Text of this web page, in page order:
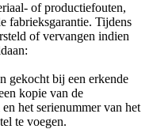
of productiefouten,
fabrieksgarantie. Tijdens
of vervangen indien
gekocht bij een erkende
kopie van de
het serienummer van het
te voegen.